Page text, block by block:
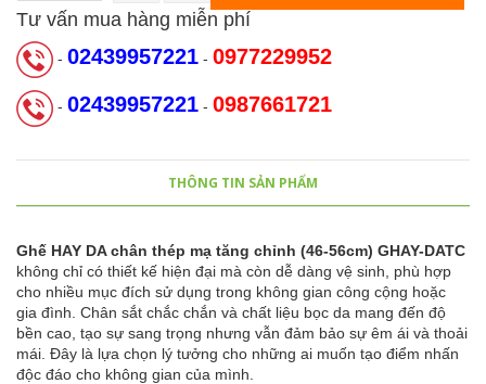
Tư vấn mua hàng miễn phí
- 02439957221 - 0977229952
- 02439957221 - 0987661721
THÔNG TIN SẢN PHẨM
Ghế HAY DA chân thép mạ tăng chỉnh (46-56cm) GHAY-DATC
không chỉ có thiết kế hiện đại mà còn dễ dàng vệ sinh, phù hợp
cho nhiều mục đích sử dụng trong không gian công cộng hoặc
gia đình. Chân sắt chắc chắn và chất liệu bọc da mang đến độ
bền cao, tạo sự sang trọng nhưng vẫn đảm bảo sự êm ái và thoải
mái. Đây là lựa chọn lý tưởng cho những ai muốn tạo điểm nhấn
độc đáo cho không gian của mình.